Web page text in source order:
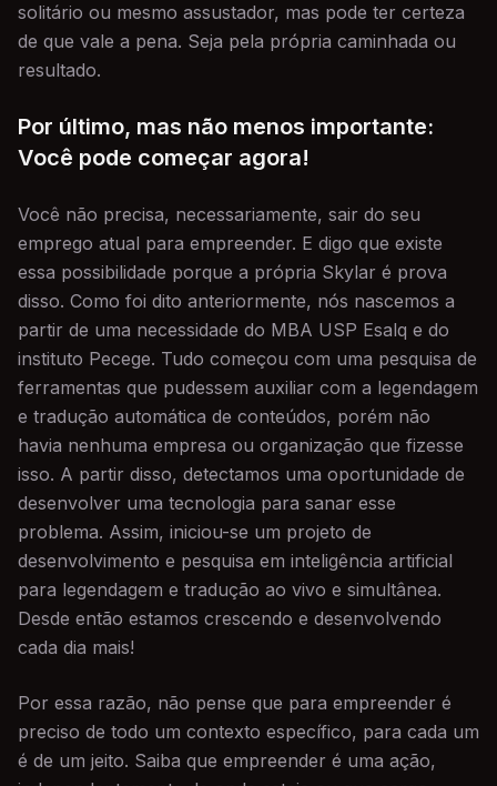
solitário ou mesmo assustador, mas pode ter certeza
de que vale a pena. Seja pela própria caminhada ou
resultado.
Por último, mas não menos importante:
Você pode começar agora!
Você não precisa, necessariamente, sair do seu
emprego atual para empreender. E digo que existe
essa possibilidade porque a própria Skylar é prova
disso. Como foi dito anteriormente, nós nascemos a
partir de uma necessidade do MBA USP Esalq e do
instituto Pecege. Tudo começou com uma pesquisa de
ferramentas que pudessem auxiliar com a legendagem
e tradução automática de conteúdos, porém não
havia nenhuma empresa ou organização que fizesse
isso. A partir disso, detectamos uma oportunidade de
desenvolver uma tecnologia para sanar esse
problema. Assim, iniciou-se um projeto de
desenvolvimento e pesquisa em inteligência artificial
para legendagem e tradução ao vivo e simultânea.
Desde então estamos crescendo e desenvolvendo
cada dia mais!
Por essa razão, não pense que para empreender é
preciso de todo um contexto específico, para cada um
é de um jeito. Saiba que empreender é uma ação,